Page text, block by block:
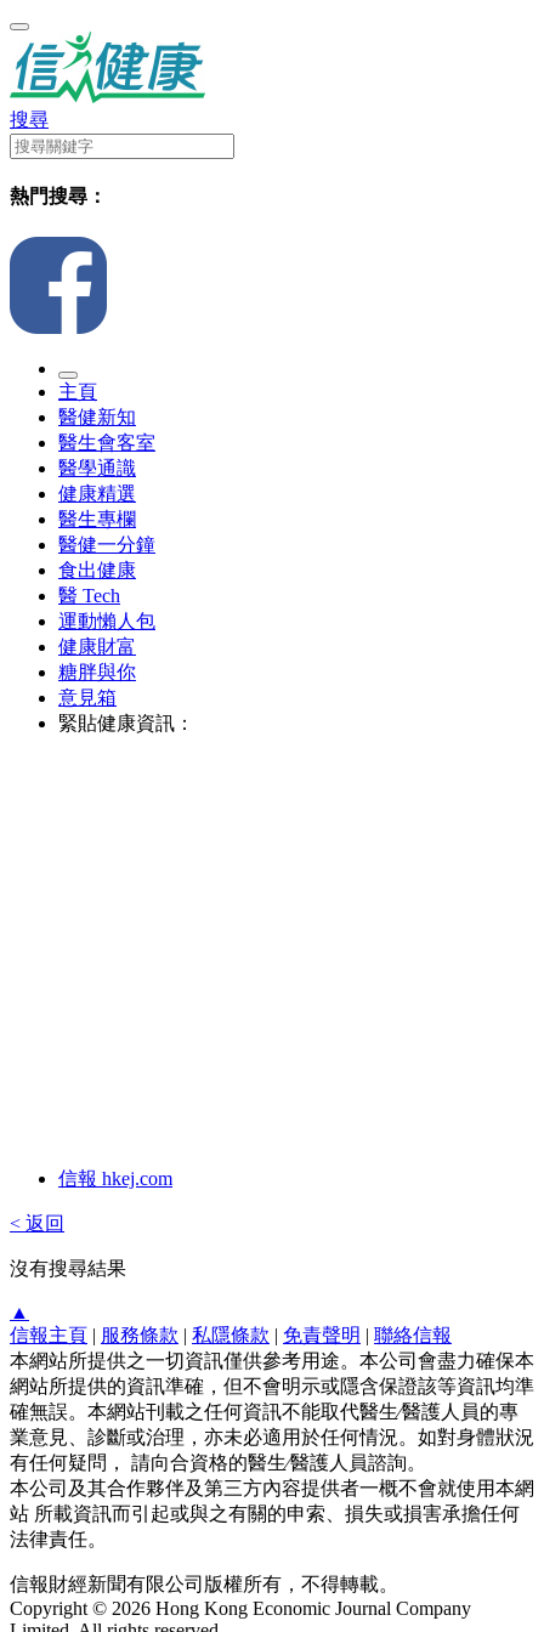
搜尋
熱門搜尋：
主頁
醫健新知
醫生會客室
醫學通識
健康精選
醫生專欄
醫健一分鐘
食出健康
醫 Tech
運動懶人包
健康財富
糖胖與你
意見箱
緊貼健康資訊：
信報 hkej.com
< 返回
沒有搜尋結果
▲
信報主頁 | 服務條款 | 私隱條款 | 免責聲明 | 聯絡信報
本網站所提供之一切資訊僅供參考用途。本公司會盡力確保本
網站所提供的資訊準確，但不會明示或隱含保證該等資訊均準
確無誤。本網站刊載之任何資訊不能取代醫生∕醫護人員的專
業意見、診斷或治理，亦未必適用於任何情況。如對身體狀況
有任何疑問， 請向合資格的醫生∕醫護人員諮詢。
本公司及其合作夥伴及第三方內容提供者一概不會就使用本網
站 所載資訊而引起或與之有關的申索、損失或損害承擔任何
法律責任。
信報財經新聞有限公司版權所有，不得轉載。
Copyright © 2026 Hong Kong Economic Journal Company